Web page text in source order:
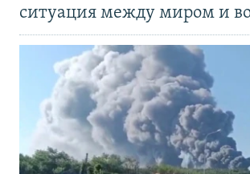
ситуация между миром и